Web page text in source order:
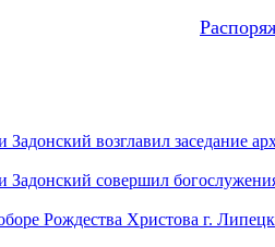
возглавил заседание
совершил
Рождества Христова г.